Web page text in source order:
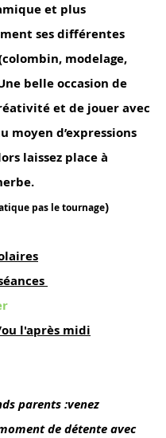
et plus
ses différentes
modelage,
belle occasion de
et de jouer avec
moyen d’expressions
laissez place à
pas le tournage)
l'après midi
parents :venez
de détente avec